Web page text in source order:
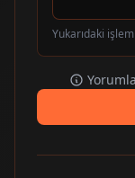
Yukarıdaki